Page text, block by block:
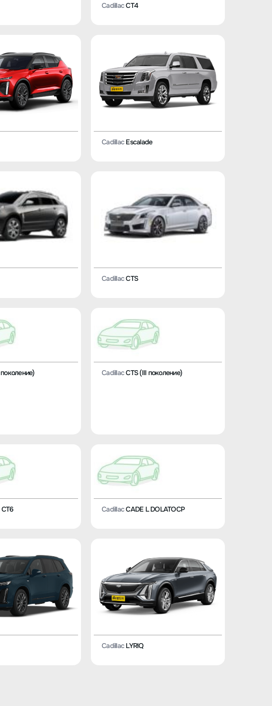
CadillacCT4
Cadillac Escalade
CadillacCTS
CadillacCTS (III поколение)
CadillacCADE L DOLATOCP
Cadillac LYRIQ